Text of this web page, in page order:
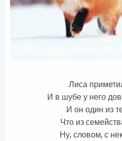
Лиса
И в шубе у него
И он один из
Что из
Ну, словом, с